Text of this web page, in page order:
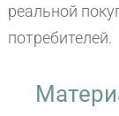
реальной
потребителей.